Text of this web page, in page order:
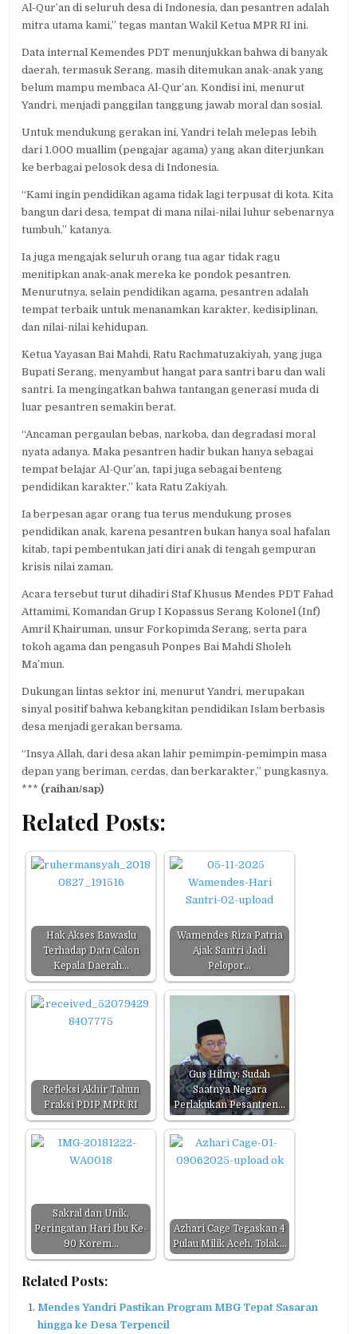
Al-Qur’an di seluruh desa di Indonesia, dan pesantren adalah
mitra utama kami,” tegas mantan Wakil Ketua MPR RI ini.
Data internal Kemendes PDT menunjukkan bahwa di banyak
daerah, termasuk Serang, masih ditemukan anak-anak yang
belum mampu membaca Al-Qur’an. Kondisi ini, menurut
Yandri, menjadi panggilan tanggung jawab moral dan sosial.
Untuk mendukung gerakan ini, Yandri telah melepas lebih
dari 1.000 muallim (pengajar agama) yang akan diterjunkan
ke berbagai pelosok desa di Indonesia.
“Kami ingin pendidikan agama tidak lagi terpusat di kota. Kita
bangun dari desa, tempat di mana nilai-nilai luhur sebenarnya
tumbuh,” katanya.
Ia juga mengajak seluruh orang tua agar tidak ragu
menitipkan anak-anak mereka ke pondok pesantren.
Menurutnya, selain pendidikan agama, pesantren adalah
tempat terbaik untuk menanamkan karakter, kedisiplinan,
dan nilai-nilai kehidupan.
Ketua Yayasan Bai Mahdi, Ratu Rachmatuzakiyah, yang juga
Bupati Serang, menyambut hangat para santri baru dan wali
santri. Ia mengingatkan bahwa tantangan generasi muda di
luar pesantren semakin berat.
“Ancaman pergaulan bebas, narkoba, dan degradasi moral
nyata adanya. Maka pesantren hadir bukan hanya sebagai
tempat belajar Al-Qur’an, tapi juga sebagai benteng
pendidikan karakter,” kata Ratu Zakiyah.
Ia berpesan agar orang tua terus mendukung proses
pendidikan anak, karena pesantren bukan hanya soal hafalan
kitab, tapi pembentukan jati diri anak di tengah gempuran
krisis nilai zaman.
Acara tersebut turut dihadiri Staf Khusus Mendes PDT Fahad
Attamimi, Komandan Grup I Kopassus Serang Kolonel (Inf)
Amril Khairuman, unsur Forkopimda Serang, serta para
tokoh agama dan pengasuh Ponpes Bai Mahdi Sholeh
Ma’mun.
Dukungan lintas sektor ini, menurut Yandri, merupakan
sinyal positif bahwa kebangkitan pendidikan Islam berbasis
desa menjadi gerakan bersama.
“Insya Allah, dari desa akan lahir pemimpin-pemimpin masa
depan yang beriman, cerdas, dan berkarakter,” pungkasnya.
*** (raihan/sap)
Related Posts:
Hak Akses Bawaslu
Terhadap Data Calon
Kepala Daerah…
Wamendes Riza Patria
Ajak Santri Jadi
Pelopor…
Refleksi Akhir Tahun
Fraksi PDIP MPR RI
Gus Hilmy: Sudah
Saatnya Negara
Perlakukan Pesantren…
Sakral dan Unik,
Peringatan Hari Ibu Ke-
90 Korem…
Azhari Cage Tegaskan 4
Pulau Milik Aceh, Tolak…
Related Posts:
Mendes Yandri Pastikan Program MBG Tepat Sasaran
hingga ke Desa Terpencil